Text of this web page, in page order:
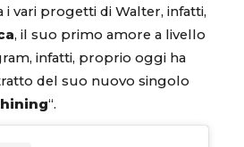
i vari progetti di Walter, infatti,
, il suo primo amore a livello
infatti, proprio oggi ha
del suo nuovo singolo
“.